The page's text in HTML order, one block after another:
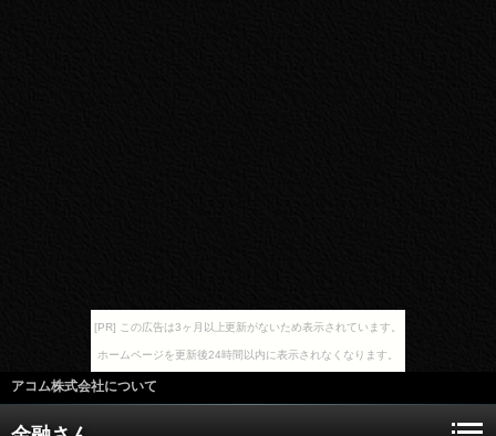
[PR] この広告は3ヶ月以上更新がないため表示されています。
ホームページを更新後24時間以内に表示されなくなります。
アコム株式会社について